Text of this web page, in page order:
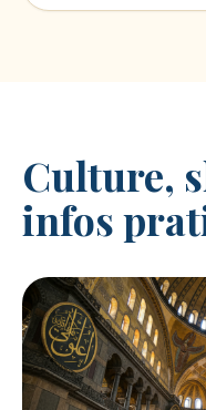
Culture,
infos